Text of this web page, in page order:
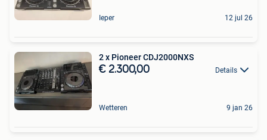
Ieper 12 jul 26
2 x Pioneer CDJ2000NXS
€ 2.300,00 Details
Wetteren 9 jan 26